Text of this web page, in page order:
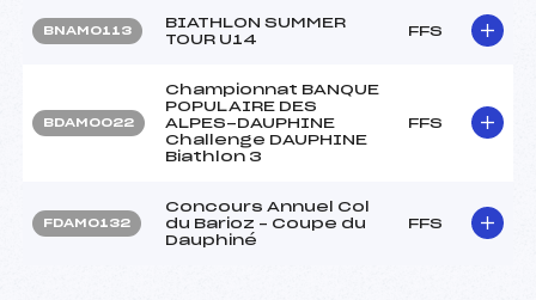
BNAM0113
BIATHLON SUMMER
TOUR U14
FFS
BDAM0022
Championnat BANQUE
POPULAIRE DES
ALPES-DAUPHINE
Challenge DAUPHINE
Biathlon 3
FFS
FDAM0132
Concours Annuel Col
du Barioz – Coupe du
Dauphiné
FFS